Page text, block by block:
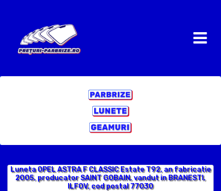
Luneta OPEL ASTRA F CLASSIC Estate T92, an fabricatie
2005, producator SAINT GOBAIN, vandut in BRANESTI,
ILFOV, cod postal 77030